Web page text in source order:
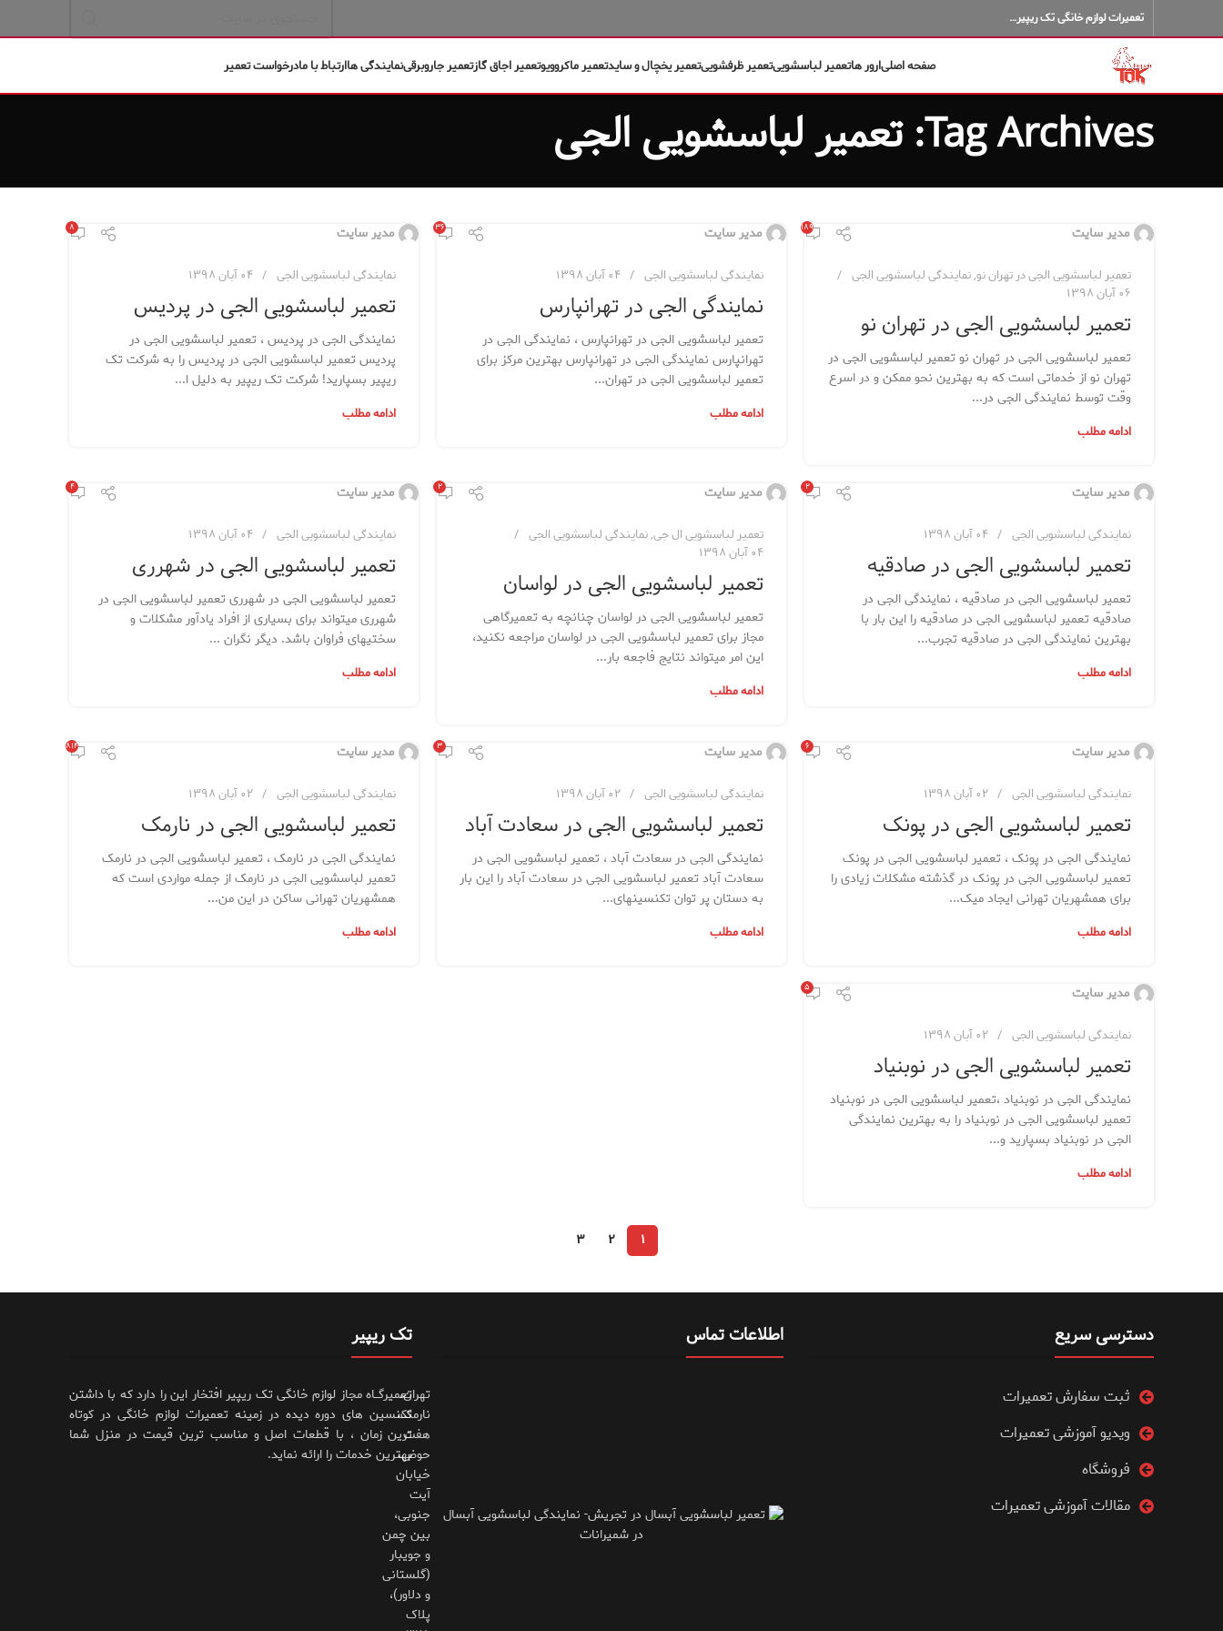
تعمیرات لوازم خانگی تک ریپیر…
صفحه اصلیارور هاتعمیر لباسشوییتعمیر ظرفشوییتعمیر یخچال و سایدتعمیر ماکروویوتعمیر اجاق گازتعمیر جاروبرقینمایندگی هاارتباط با مادرخواست تعمیر
Tag Archives: تعمیر لباسشویی الجی
مدیر سایت ۱۸۹
تعمیر لباسشویی الجی در تهران نو,نمایندگی لباسشویی الجی
۰۶ آبان ۱۳۹۸
تعمیر لباسشویی الجی در تهران نو
تعمیر لباسشویی الجی در تهران نو تعمیر لباسشویی الجی در
تهران نو از خدماتی است که به بهترین نحو ممکن و در اسرع
وقت توسط نمایندگی الجی در...
ادامه مطلب
مدیر سایت ۳۶
نمایندگی لباسشویی الجی ۰۴ آبان ۱۳۹۸
نمایندگی الجی در تهرانپارس
تعمیر لباسشویی الجی در تهرانپارس ، نمایندگی الجی در
تهرانپارس نمایندگی الجی در تهرانپارس بهترین مرکز برای
تعمیر لباسشویی الجی در تهران...
ادامه مطلب
مدیر سایت ۸
نمایندگی لباسشویی الجی ۰۴ آبان ۱۳۹۸
تعمیر لباسشویی الجی در پردیس
نمایندگی الجی در پردیس ، تعمیر لباسشویی الجی در
پردیس تعمیر لباسشویی الجی در پردیس را به شرکت تک
ریپیر بسپارید! شرکت تک ریپیر به دلیل ا...
ادامه مطلب
مدیر سایت ۲
نمایندگی لباسشویی الجی ۰۴ آبان ۱۳۹۸
تعمیر لباسشویی الجی در صادقیه
تعمیر لباسشویی الجی در صادقیه ، نمایندگی الجی در
صادقیه تعمیر لباسشویی الجی در صادقیه را این بار با
بهترین نمایندگی الجی در صادقیه تجرب...
ادامه مطلب
مدیر سایت ۲
تعمیر لباسشویی ال جی,نمایندگی لباسشویی الجی
۰۴ آبان ۱۳۹۸
تعمیر لباسشویی الجی در لواسان
تعمیر لباسشویی الجی در لواسان چنانچه به تعمیرگاهی
مجاز برای تعمیر لباسشویی الجی در لواسان مراجعه نکنید،
این امر میتواند نتایج فاجعه بار...
ادامه مطلب
مدیر سایت ۴
نمایندگی لباسشویی الجی ۰۴ آبان ۱۳۹۸
تعمیر لباسشویی الجی در شهرری
تعمیر لباسشویی الجی در شهرری تعمیر لباسشویی الجی در
شهرری میتواند برای بسیاری از افراد یادآور مشکلات و
سختیهای فراوان باشد. دیگر نگران ...
ادامه مطلب
مدیر سایت ۶
نمایندگی لباسشویی الجی ۰۲ آبان ۱۳۹۸
تعمیر لباسشویی الجی در پونک
نمایندگی الجی در پونک ، تعمیر لباسشویی الجی در پونک
تعمیر لباسشویی الجی در پونک در گذشته مشکلات زیادی را
برای همشهریان تهرانی ایجاد میک...
ادامه مطلب
مدیر سایت ۳
نمایندگی لباسشویی الجی ۰۲ آبان ۱۳۹۸
تعمیر لباسشویی الجی در سعادت آباد
نمایندگی الجی در سعادت آباد ، تعمیر لباسشویی الجی در
سعادت آباد تعمیر لباسشویی الجی در سعادت آباد را این بار
به دستان پر توان تکنسینهای...
ادامه مطلب
مدیر سایت ۱,۸۱۴
نمایندگی لباسشویی الجی ۰۲ آبان ۱۳۹۸
تعمیر لباسشویی الجی در نارمک
نمایندگی الجی در نارمک ، تعمیر لباسشویی الجی در نارمک
تعمیر لباسشویی الجی در نارمک از جمله مواردی است که
همشهریان تهرانی ساکن در این من...
ادامه مطلب
مدیر سایت ۵
نمایندگی لباسشویی الجی ۰۲ آبان ۱۳۹۸
تعمیر لباسشویی الجی در نوبنیاد
نمایندگی الجی در نوبنیاد ،تعمیر لباسشویی الجی در نوبنیاد
تعمیر لباسشویی الجی در نوبنیاد را به بهترین نمایندگی
الجی در نوبنیاد بسپارید و...
ادامه مطلب
۱ ۲ ۳
تک ریپیر
تعمیرگــاه مجاز لوازم خانگی تک ریپیر افتخار این را دارد که با داشتن
تکنسین های دوره دیده در زمینه تعمیرات لوازم خانگی در کوتاه
ترین زمان ، با قطعات اصل و مناسب ترین قیمت در منزل شما
بهترین خدمات را ارائه نماید.
اطلاعات تماس
تهران،
نارمک،
هفت
حوض،
خیابان
آیت
جنوبی،
بین چمن
و جویبار
(گلستانی
و دلاور)،
پلاک
دسترسی سریع
ثبت سفارش تعمیرات
ویدیو آموزشی تعمیرات
فروشگاه
مقالات آموزشی تعمیرات